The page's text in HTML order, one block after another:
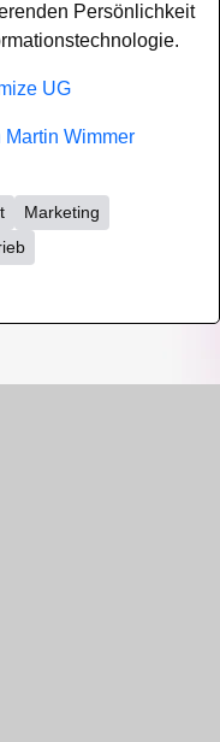
Persönlichkeit
UG
Martin Wimmer
Marketing